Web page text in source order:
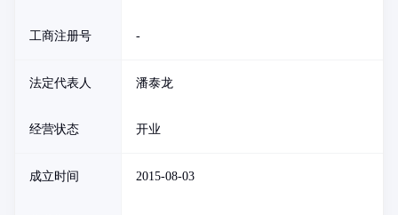
工商注册号 -
法定代表人 潘泰龙
经营状态 开业
成立时间 2015-08-03